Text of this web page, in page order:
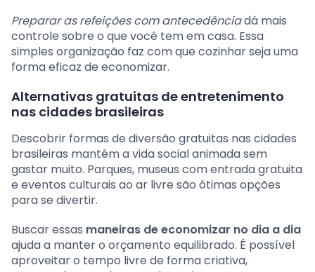
Preparar as refeições com antecedênciadá mais
controle sobre o que você tem em casa. Essa
simples organização faz com que cozinhar seja uma
forma eficaz de economizar.
Alternativas gratuitas de entretenimento
nas cidades brasileiras
Descobrir formas de diversão gratuitas nas cidades
brasileiras mantém a vida social animada sem
gastar muito. Parques, museus com entrada gratuita
e eventos culturais ao ar livre são ótimas opções
para se divertir.
Buscar essas maneiras de economizar no dia a dia
ajuda a manter o orçamento equilibrado. É possível
aproveitar o tempo livre de forma criativa,